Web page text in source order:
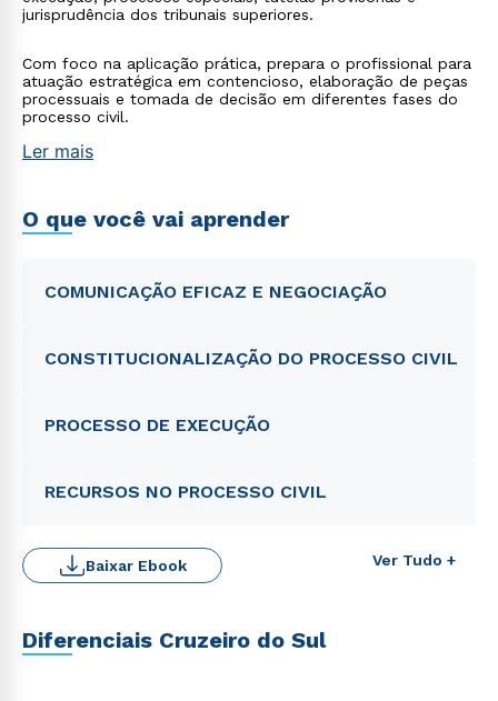
jurisprudência dos tribunais superiores.
Com foco na aplicação prática, prepara o profissional para
atuação estratégica em contencioso, elaboração de peças
processuais e tomada de decisão em diferentes fases do
processo civil.
Ler mais
O que você vai aprender
COMUNICAÇÃO EFICAZ E NEGOCIAÇÃO
CONSTITUCIONALIZAÇÃO DO PROCESSO CIVIL
PROCESSO DE EXECUÇÃO
RECURSOS NO PROCESSO CIVIL
Ver Tudo +
Baixar Ebook
Diferenciais Cruzeiro do Sul